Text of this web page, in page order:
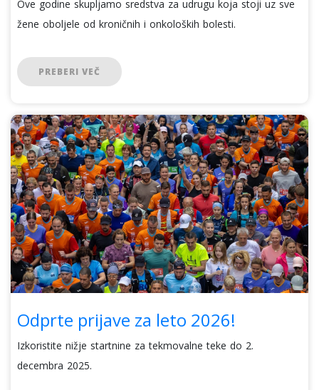
Ove godine skupljamo sredstva za udrugu koja stoji uz sve
žene oboljele od kroničnih i onkoloških bolesti.
PREBERI VEČ
Odprte prijave za leto 2026!
Izkoristite nižje startnine za tekmovalne teke do 2.
decembra 2025.